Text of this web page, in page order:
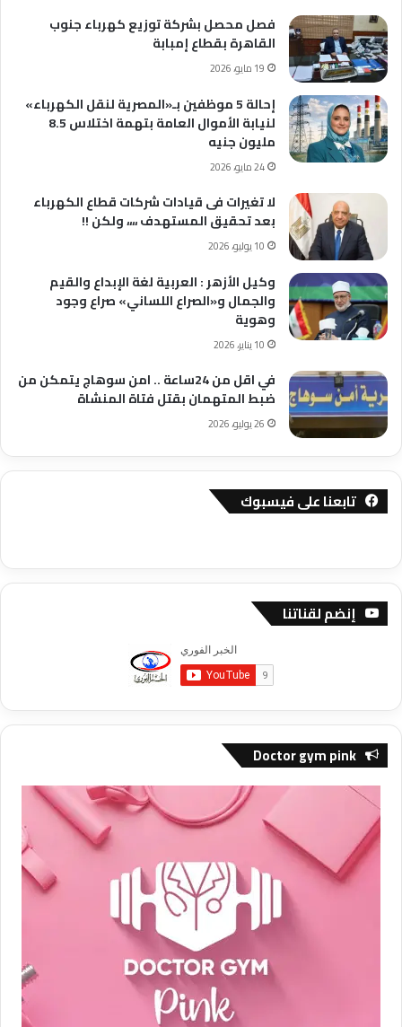
فصل محصل بشركة توزيع كهرباء جنوب
القاهرة بقطاع إمبابة
19 مايو، 2026
إحالة 5 موظفين بـ«المصرية لنقل الكهرباء»
لنيابة الأموال العامة بتهمة اختلاس 8.5
مليون جنيه
24 مايو، 2026
لا تغيرات فى قيادات شركات قطاع الكهرباء
بعد تحقيق المستهدف ،،،، ولكن !!
10 يوليو، 2026
وكيل الأزهر : العربية لغة الإبداع والقيم
والجمال و«الصراع اللساني» صراع وجود
وهوية
10 يناير، 2026
في اقل من 24ساعة .. امن سوهاج يتمكن من
ضبط المتهمان بقتل فتاة المنشاة
26 يوليو، 2026
تابعنا على فيسبوك
إنضم لقناتنا
Doctor gym pink